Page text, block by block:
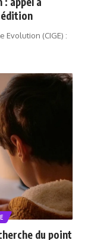
édition
Evolution (CIGE) :
du point